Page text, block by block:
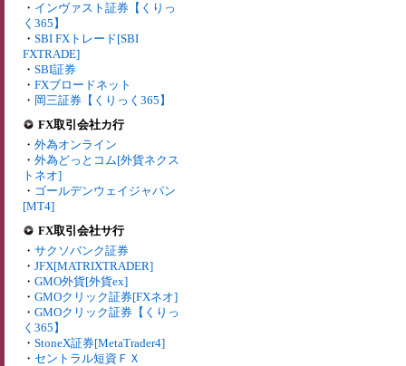
・ インヴァスト証券【くりっ
く365】
・ SBI FXトレード[SBI
FXTRADE]
・ SBI証券
・ FXブロードネット
・ 岡三証券【くりっく365】
FX取引会社カ行
・ 外為オンライン
・ 外為どっとコム[外貨ネクス
トネオ]
・ ゴールデンウェイジャパン
[MT4]
FX取引会社サ行
・ サクソバンク証券
・ JFX[MATRIXTRADER]
・ GMO外貨[外貨ex]
・ GMOクリック証券[FXネオ]
・ GMOクリック証券【くりっ
く365】
・ StoneX証券[MetaTrader4]
・ セントラル短資ＦＸ